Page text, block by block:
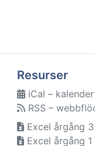
Resurser
iCal –
RSS –
Excel årgång
Excel årgång